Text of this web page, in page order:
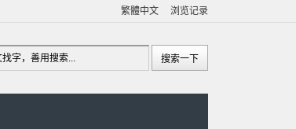
繁體中文 浏览记录